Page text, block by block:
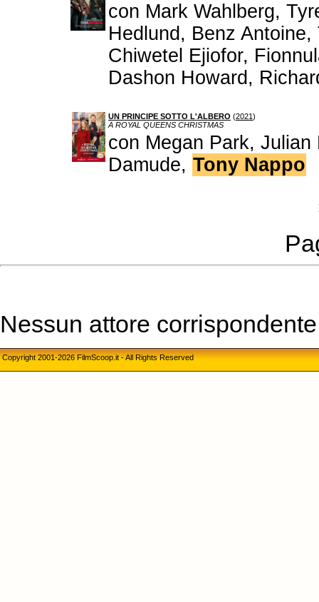
con Mark Wahlberg,
Hedlund, Benz
Chiwetel Ejiofor,
Dashon Howard,
UN PRINCIPE SOTTO L'ALBERO (2021)
A ROYAL QUEENS CHRISTMAS
con Megan Park,
Damude, Tony Nappo
Nessun attore
Copyright 2001-2026 FilmScoop.it - All Rights Reserved